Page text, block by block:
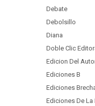
Debate
Debolsillo
Diana
Doble Clic
Edicion Del
Ediciones B
Ediciones
Ediciones De La